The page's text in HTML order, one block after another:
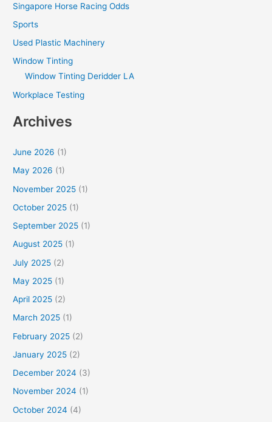
Singapore Horse Racing Odds
Sports
Used Plastic Machinery
Window Tinting
Window Tinting Deridder LA
Workplace Testing
Archives
June 2026 (1)
May 2026 (1)
November 2025 (1)
October 2025 (1)
September 2025 (1)
August 2025 (1)
July 2025 (2)
May 2025 (1)
April 2025 (2)
March 2025 (1)
February 2025 (2)
January 2025 (2)
December 2024 (3)
November 2024 (1)
October 2024 (4)